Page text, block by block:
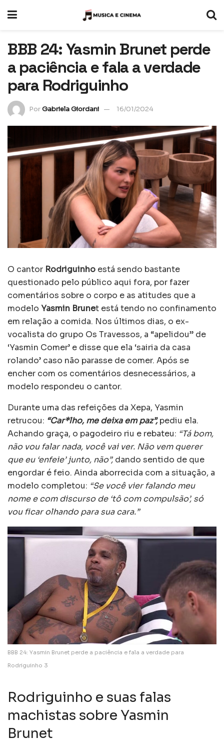
BBB 24: Yasmin Brunet perde
a paciência e fala a verdade
para Rodriguinho
PorGabriela Giordani 16/01/2024
O cantor Rodriguinho está sendo bastante
questionado pelo público aqui fora, por fazer
comentários sobre o corpo e as atitudes que a
modelo Yasmin Brunet está tendo no confinamento
em relação a comida. Nos últimos dias, o ex-
vocalista do grupo Os Travessos, a “apelidou” de
‘Yasmin Comer’ e disse que ela ‘sairia da casa
rolando’ caso não parasse de comer. Após se
encher com os comentários desnecessários, a
modelo respondeu o cantor.
Durante uma das refeições da Xepa, Yasmin
retrucou: “Car*lho, me deixa em paz”,pediu ela.
Achando graça, o pagodeiro riu e rebateu: “Tá bom,
não vou falar nada, você vai ver. Não vem querer
que eu ‘enfeie’ junto, não”, dando sentido de que
engordar é feio. Ainda aborrecida com a situação, a
modelo completou: “Se você vier falando meu
nome e com discurso de ‘tô com compulsão’, só
vou ficar olhando para sua cara.”
BBB 24: Yasmin Brunet perde a paciência e fala a verdade para
Rodriguinho 3
Rodriguinho e suas falas
machistas sobre Yasmin
Brunet